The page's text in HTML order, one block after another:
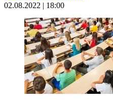
02.08.2022 | 18:00